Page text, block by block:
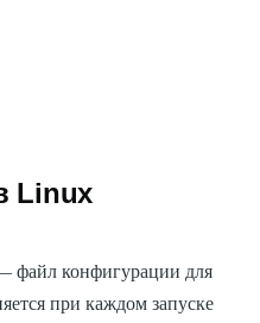
Linux
файл конфигурации для
при каждом запуске